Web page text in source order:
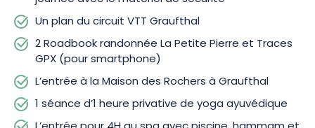
pendant 1 heure dans un bain bouillonnant. Accédez à
l’espace spa pendant 4 heures, sauf samedi, dimanche matin
et jours fériés. Piscine, hammam, sauna… Tout y est pour une
détente totale ! En prime, les peignoirs et chaussons vous
seront fournis sur place.
Réservez dès maintenant et laissez-vous guider par la beauté
des Vosges du Nord ! Traces Vosges du Nord vous garantit
Un plan du circuit VTT Graufthal
2 Roadbook randonnée La Petite Pierre et Traces
GPX (pour smartphone)
L’entrée à la Maison des Rochers à Graufthal
1 séance d’1 heure privative de yoga ayuvédique